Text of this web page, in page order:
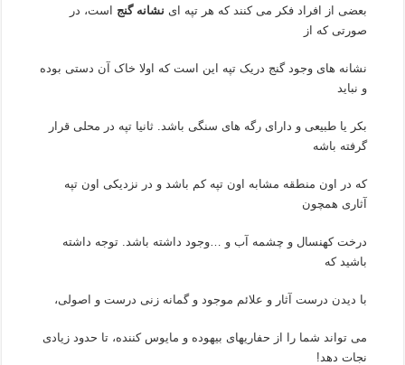
بعضی از افراد فکر می کنند که هر تپه ای نشانه گنج است، در
صورتی که از
نشانه های وجود گنج دریک تپه این است که اولا خاک آن دستی بوده
و نباید
بکر یا طبیعی و دارای رگه های سنگی باشد. ثانیا تپه در محلی قرار
گرفته باشه
که در اون منطقه مشابه اون تپه کم باشد و در نزدیکی اون تپه
آثاری همچون
درخت کهنسال و چشمه آب و …وجود داشته باشد. توجه داشته
باشید که
با دیدن درست آثار و علائم موجود و گمانه زنی درست و اصولی،
می تواند شما را از حفاریهای بیهوده و مایوس کننده، تا حدود زیادی
نجات دهد!